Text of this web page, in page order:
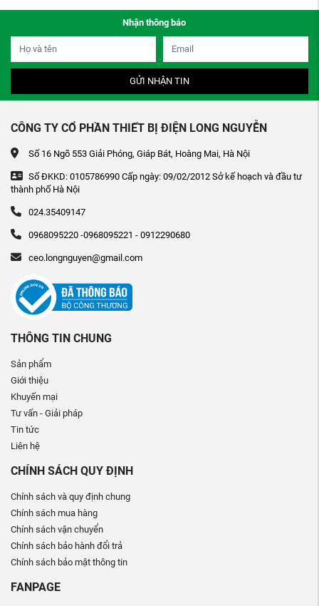
Nhận thông báo
GỬI NHẬN TIN
CÔNG TY CỔ PHẦN THIẾT BỊ ĐIỆN LONG NGUYỄN
Số 16 Ngõ 553 Giải Phóng, Giáp Bát, Hoàng Mai, Hà Nội
Số ĐKKD: 0105786990 Cấp ngày: 09/02/2012 Sở kế hoạch và đầu tư
thành phố Hà Nội
024.35409147
0968095220 -0968095221 - 0912290680
ceo.longnguyen@gmail.com
THÔNG TIN CHUNG
Sản phẩm
Giới thiệu
Khuyến mại
Tư vấn - Giải pháp
Tin tức
Liên hệ
CHÍNH SÁCH QUY ĐỊNH
Chính sách và quy định chung
Chính sách mua hàng
Chính sách vận chuyển
Chính sách bảo hành đổi trả
Chính sách bảo mật thông tin
FANPAGE